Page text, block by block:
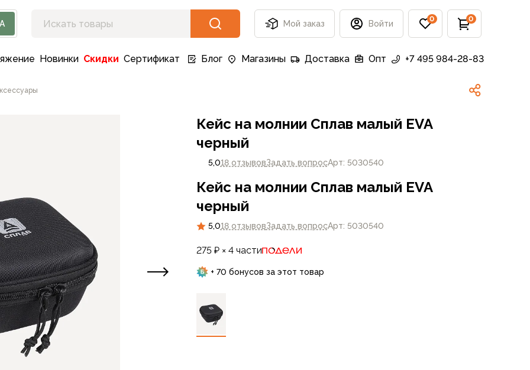
Мой заказ Войти 0 0
Новинки Скидки Сертификат Блог Магазины Доставка Опт +7 495 984-28-83
275 ₽ × 4 части
+ 70 бонусов за этот товар
Кейс на молнии Сплав малый EVA
черный
5,018 отзывовЗадать вопросАрт: 5030540
Кейс на молнии Сплав малый EVA
черный
5,018 отзывовЗадать вопросАрт: 5030540